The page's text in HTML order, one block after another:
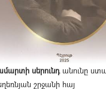
սերունդանունը
շրջանի հայ